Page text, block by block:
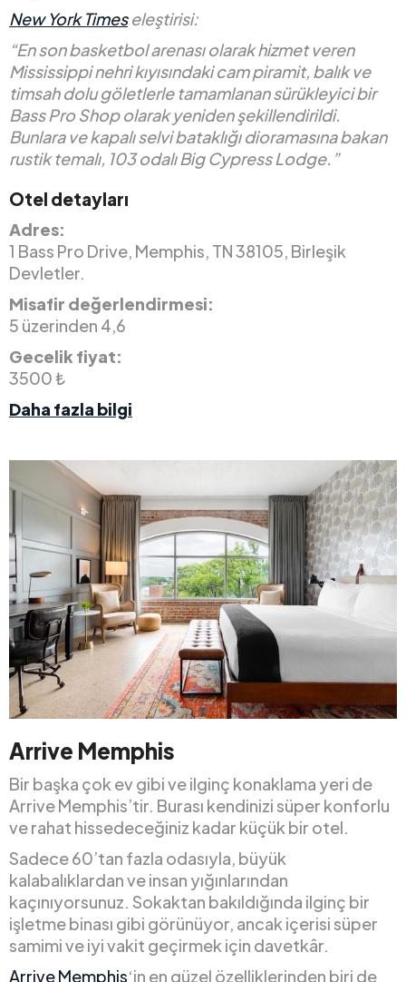
New York Timeseleştirisi:
“En son basketbol arenası olarak hizmet veren
Mississippi nehri kıyısındaki cam piramit, balık ve
timsah dolu göletlerle tamamlanan sürükleyici bir
Bass Pro Shop olarak yeniden şekillendirildi.
Bunlara ve kapalı selvi bataklığı dioramasına bakan
rustik temalı, 103 odalı Big Cypress Lodge.”
Otel detayları
Adres:
1 Bass Pro Drive, Memphis, TN 38105, Birleşik
Devletler.
Misafir değerlendirmesi:
5 üzerinden 4,6
Gecelik fiyat:
3500 ₺
Daha fazla bilgi
Arrive Memphis
Bir başka çok ev gibi ve ilginç konaklama yeri de
Arrive Memphis’tir. Burası kendinizi süper konforlu
ve rahat hissedeceğiniz kadar küçük bir otel.
Sadece 60’tan fazla odasıyla, büyük
kalabalıklardan ve insan yığınlarından
kaçınıyorsunuz. Sokaktan bakıldığında ilginç bir
işletme binası gibi görünüyor, ancak içerisi süper
samimi ve iyi vakit geçirmek için davetkâr.
Arrive Memphis‘in en güzel özelliklerinden biri de